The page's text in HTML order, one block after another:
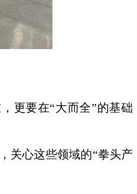
更要在“大而全”的基础
关心这些领域的“拳头产